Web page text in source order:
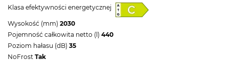
Klasa efektywności energetycznej
Wysokość (mm) 2030
Pojemność całkowita netto (l) 440
Poziom hałasu (dB) 35
NoFrost Tak